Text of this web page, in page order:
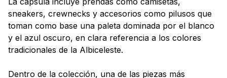
sneakers, crewnecks y accesorios como pilusos que
toman como base una paleta dominada por el blanco
y el azul oscuro, en clara referencia a los colores
tradicionales de la Albiceleste.
Dentro de la colección, una de las piezas más